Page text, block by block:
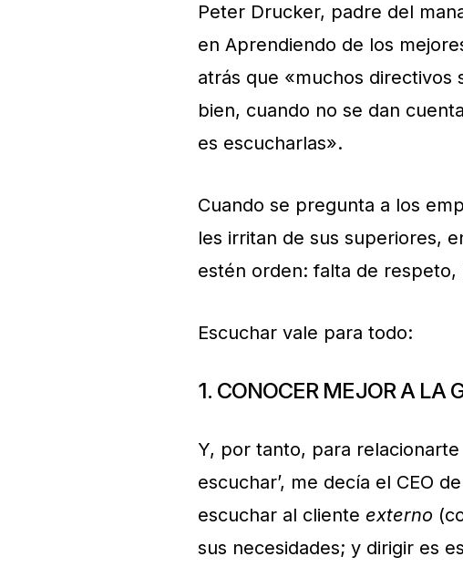
Peter Drucker, padre del
en Aprendiendo de los
atrás que «muchos directivos
bien, cuando no se dan
es escucharlas».
Cuando se pregunta a los
les irritan de sus superiores,
estén orden: falta de
Escuchar vale para todo:
1. CONOCER MEJOR A LA
Y, por tanto, para
escuchar’, me decía el CEO
escuchar al cliente externo
sus necesidades; y dirigir es